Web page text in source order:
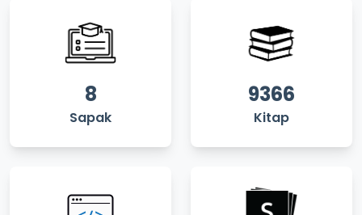
8
Sapak
9366
Kitap